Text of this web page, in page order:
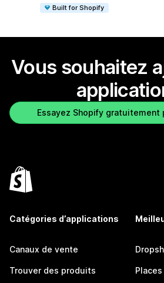
Built for Shopify
Vous souhaitez
Essayez Shopify gratuitement
Catégories d’applications
Canaux de vente
Trouver des produits